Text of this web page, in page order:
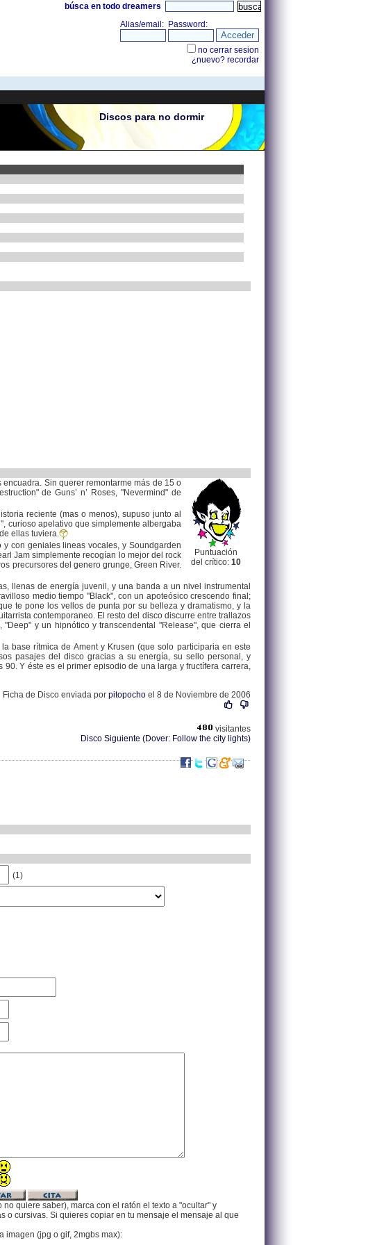
búsca en todo dreamers
Discos para no dormir
Puntuación
del crítico: 10
Sin querer remontarme más de 15 o
de Guns’ n’ Roses, "Nevermind" de
reciente (mas o menos), supuso junto al
curioso apelativo que simplemente albergaba
ellas tuviera.
con geniales lineas vocales, y Soundgarden
Jam simplemente recogían lo mejor del rock
precursores del genero grunge, Green River.
llenas de energía juvenil, y una banda a un nivel instrumental
medio tiempo "Black", con un apoteósico crescendo final;
te pone los vellos de punta por su belleza y dramatismo, y la
contemporaneo. El resto del disco discurre entre trallazos
y un hipnótico y transcendental "Release", que cierra el
base rítmica de Ament y Krusen (que solo participaria en este
pasajes del disco gracias a su energía, su sello personal, y
Y éste es el primer episodio de una larga y fructífera carrera,
Ficha de Disco enviada por pitopocho el 8 de Noviembre de 2006
visitantes
Disco Siguiente (Dover: Follow the city lights)
(1)
quiere saber), marca con el ratón el texto a "ocultar" y
o cursivas. Si quieres copiar en tu mensaje el mensaje al que
imagen (jpg o gif, 2mgbs max):